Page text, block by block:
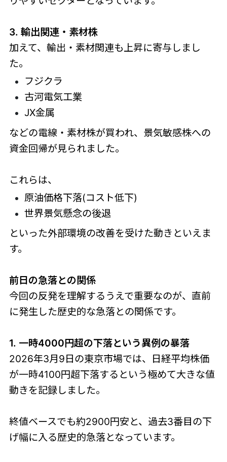
3. 輸出関連・素材株
加えて、輸出・素材関連も上昇に寄与しまし
た。
フジクラ
古河電気工業
JX金属
などの電線・素材株が買われ、景気敏感株への
資金回帰が見られました。
これらは、
原油価格下落(コスト低下)
世界景気懸念の後退
といった外部環境の改善を受けた動きといえま
す。
前日の急落との関係
今回の反発を理解するうえで重要なのが、直前
に発生した歴史的な急落との関係です。
1. 一時4000円超の下落という異例の暴落
2026年3月9日の東京市場では、日経平均株価
が一時4100円超下落するという極めて大きな値
動きを記録しました。
終値ベースでも約2900円安と、過去3番目の下
げ幅に入る歴史的急落となっています。